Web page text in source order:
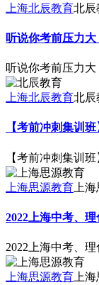
上海北辰教育北辰
听说你考前压力
听说你考前压力
上海北辰教育北辰
【考前冲刺集训
【考前冲刺集训
上海思源教育 上
2022上海中考、
2022上海中考、
上海思源教育 上